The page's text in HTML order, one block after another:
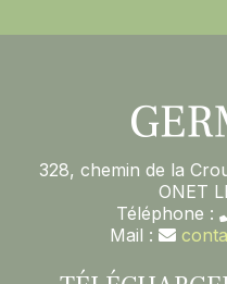
328, chemin de la
ONET
Téléphone :
Mail :